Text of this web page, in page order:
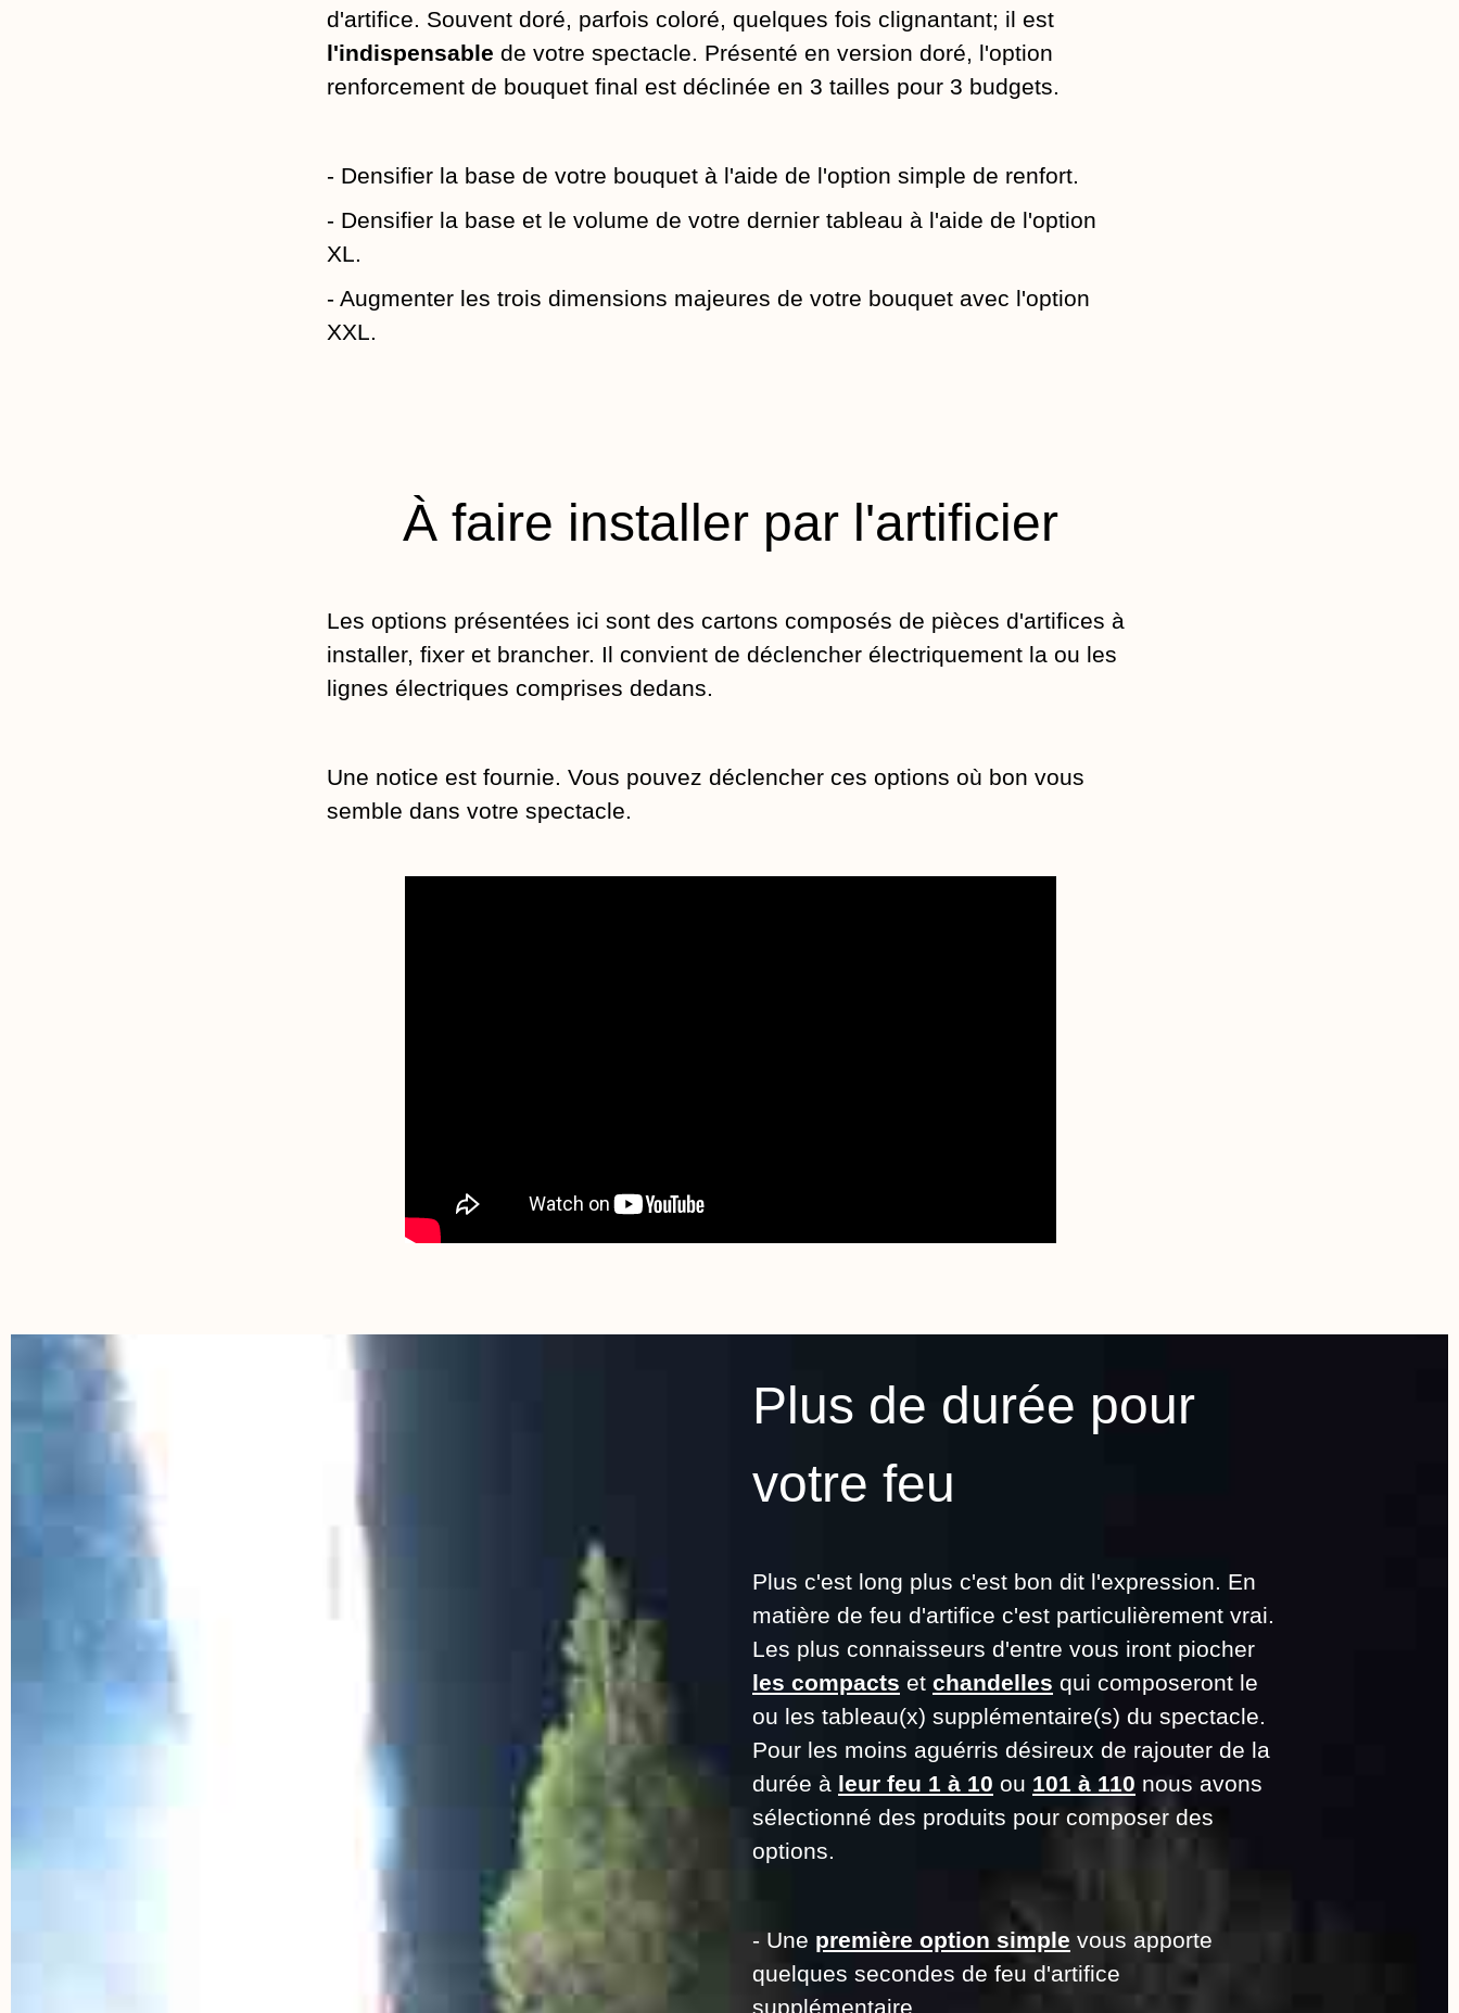
d'artifice. Souvent doré, parfois coloré, quelques fois clignantant; il est
l'indispensable de votre spectacle. Présenté en version doré, l'option
renforcement de bouquet final est déclinée en 3 tailles pour 3 budgets.
- Densifier la base de votre bouquet à l'aide de l'option simple de renfort.
- Densifier la base et le volume de votre dernier tableau à l'aide de l'option
XL.
- Augmenter les trois dimensions majeures de votre bouquet avec l'option
XXL.
À faire installer par l'artificier
Les options présentées ici sont des cartons composés de pièces d'artifices à
installer, fixer et brancher. Il convient de déclencher électriquement la ou les
lignes électriques comprises dedans.
Une notice est fournie. Vous pouvez déclencher ces options où bon vous
semble dans votre spectacle.
Plus de durée pour
votre feu
Plus c'est long plus c'est bon dit l'expression. En
matière de feu d'artifice c'est particulièrement vrai.
Les plus connaisseurs d'entre vous iront piocher
les compacts et chandelles qui composeront le
ou les tableau(x) supplémentaire(s) du spectacle.
Pour les moins aguérris désireux de rajouter de la
durée à leur feu 1 à 10 ou 101 à 110 nous avons
sélectionné des produits pour composer des
options.
- Une première option simple vous apporte
quelques secondes de feu d'artifice
supplémentaire.